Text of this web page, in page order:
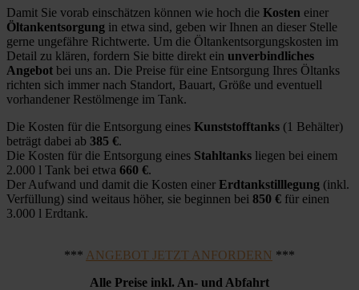
Damit Sie vorab einschätzen können wie hoch die Kosten einer
Öltankentsorgung in etwa sind, geben wir Ihnen an dieser Stelle
gerne ungefähre Richtwerte. Um die Öltankentsorgungskosten im
Detail zu klären, fordern Sie bitte direkt ein unverbindliches
Angebot bei uns an. Die Preise für eine Entsorgung Ihres Öltanks
richten sich immer nach Standort, Bauart, Größe und eventuell
vorhandener Restölmenge im Tank.
Die Kosten für die Entsorgung eines Kunststofftanks (1 Behälter)
beträgt dabei ab 385 €.
Die Kosten für die Entsorgung eines Stahltanks liegen bei einem
2.000 l Tank bei etwa 660 €.
Der Aufwand und damit die Kosten einer Erdtankstilllegung (inkl.
Verfüllung) sind weitaus höher, sie beginnen bei 850 € für einen
3.000 l Erdtank.
*** ANGEBOT JETZT ANFORDERN ***
Alle Preise inkl. An- und Abfahrt